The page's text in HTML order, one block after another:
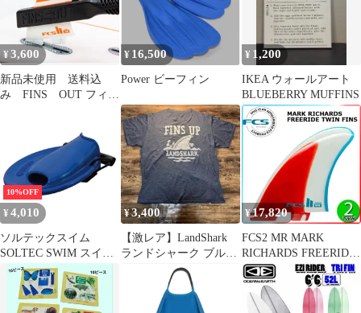
¥3,600
新品未使用 送料込
み FINS OUT フィン
ー2種ホワイト、グリー
ン フィンはずし
¥ 16,500
Power ビーフィン
¥ 1,200
IKEA ウォールアート
BLUEBERRY MUFFINS
10%OFF
¥ 4,010
ソルテックスイム
SOLTEC SWIM スイミ
ング 新トライタンフィ
ン TRITAN FINS PDF
Fins ユニセックス ブル
¥3,400
【激レア】LandShark
ランドシャーク ブルー
Lサイズ企業物
¥17,820
FCS2 MR MARK
RICHARDS FREERIDE
PG TWIN FINS / FCSII
エフシーエス2 マーク
リチャーズ フリーライ